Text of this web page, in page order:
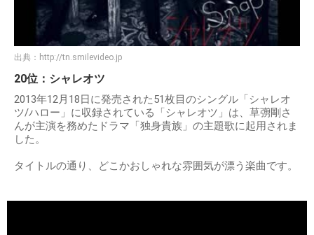
出典： http://tn.smilevideo.jp
20位：シャレオツ
2013年12月18日に発売された51枚目のシングル「シャレオ
ツ/ハロー」に収録されている「シャレオツ」は、草彅剛さ
んが主演を務めたドラマ「独身貴族」の主題歌に起用されま
した。
タイトルの通り、どこかおしゃれな雰囲気が漂う楽曲です。